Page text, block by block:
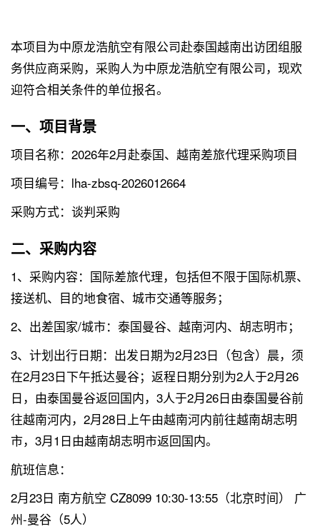
本项目为中原龙浩航空有限公司赴泰国越南出访团组服
务供应商采购，采购人为中原龙浩航空有限公司，现欢
迎符合相关条件的单位报名。
一、项目背景
项目名称：2026年2月赴泰国、越南差旅代理采购项目
项目编号：lha-zbsq-2026012664
采购方式：谈判采购
二、采购内容
1、采购内容：国际差旅代理，包括但不限于国际机票、
接送机、目的地食宿、城市交通等服务；
2、出差国家/城市：泰国曼谷、越南河内、胡志明市；
3、计划出行日期：出发日期为2月23日（包含）晨，须
在2月23日下午抵达曼谷；返程日期分别为2人于2月26
日，由泰国曼谷返回国内，3人于2月26日由泰国曼谷前
往越南河内，2月28日上午由越南河内前往越南胡志明
市，3月1日由越南胡志明市返回国内。
航班信息：
2月23日 南方航空 CZ8099 10:30-13:55（北京时间） 广
州-曼谷（5人）